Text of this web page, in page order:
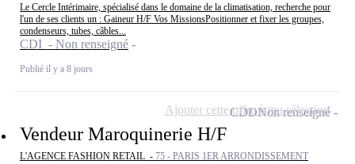
Le Cercle Intérimaire, spécialisé dans le domaine de la climatisation, recherche pour
l'un de ses clients un : Gaineur H/F Vos MissionsPositionner et fixer les groupes,
condenseurs, tubes, câbles...
CDI - Non renseigné
Publié il y a 8 jours
Vendeur Maroquinerie H/F
L'AGENCE FASHION RETAIL - 75 - PARIS 1ER ARRONDISSEMENT
CDDNon renseigné
Ajouter cette offre à ma sélection